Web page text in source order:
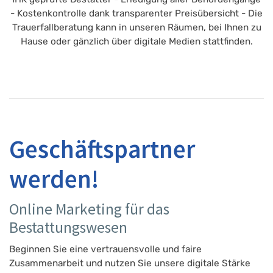
- Kostenkontrolle dank transparenter Preisübersicht - Die
Trauerfallberatung kann in unseren Räumen, bei Ihnen zu
Hause oder gänzlich über digitale Medien stattfinden.
Geschäftspartner
werden!
Online Marketing für das
Bestattungswesen
Beginnen Sie eine vertrauensvolle und faire
Zusammenarbeit und nutzen Sie unsere digitale Stärke